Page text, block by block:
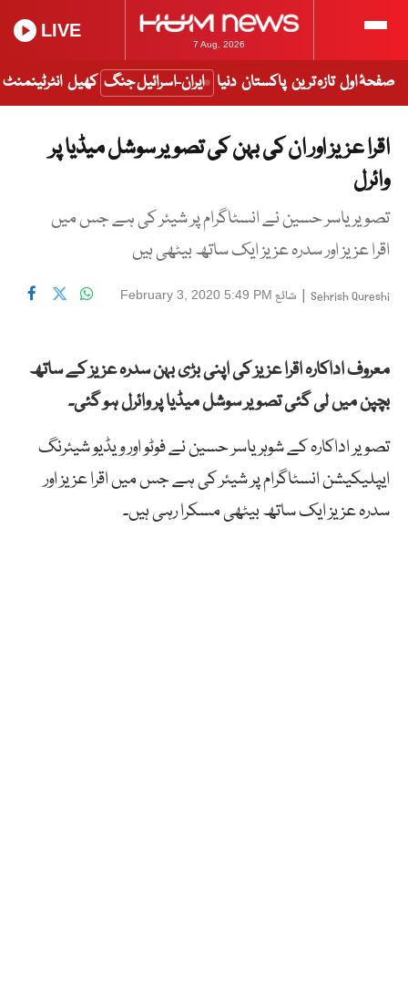
7 Aug, 2026
LIVE
صفحۂ اول تازہ ترین پاکستان دنیا ایران-اسرائیل جنگ کھیل انٹرٹینمنٹ
اقرا عزیز اور ان کی بہن کی تصویر سوشل میڈیا پر
وائرل
تصویر یاسر حسین نے انسٹاگرام پر شیئر کی ہے جس میں
اقرا عزیز اور سدرہ عزیز ایک ساتھ بیٹھی ہیں
Sehrish Qureshi
| شائع February 3, 2020 5:49 PM
معروف اداکارہ اقرا عزیز کی اپنی بڑی بہن سدرہ عزیز کے ساتھ
بچپن میں لی گئی تصویر سوشل میڈیا پر وائرل ہو گئی۔
تصویر اداکارہ کے شوہر یاسر حسین نے فوٹو اور ویڈیو شیئرنگ
ایپلیکیشن انسٹاگرام پر شیئر کی ہے جس میں اقرا عزیز اور
سدرہ عزیز ایک ساتھ بیٹھی مسکرا رہی ہیں۔